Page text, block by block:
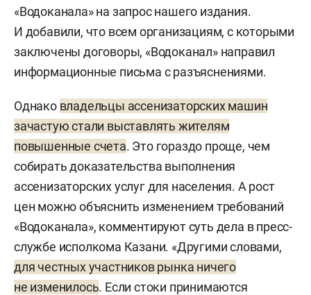
частных и многоквартирных домов по прежнему
тарифу, а именно: 18 рублей 72 копейки
за кубометр.
«Водоканала» на запрос нашего издания.
И добавили, что всем организациям, с которыми
заключены договоры, «Водоканал» направил
информационные письма с разъяснениями.
Однако владельцы ассенизаторских машин
зачастую стали выставлять жителям
повышенные счета. Это гораздо проще, чем
собирать доказательства выполнения
ассенизаторских услуг для населения. А рост
цен можно объяснить изменением требований
«Водоканала», комментируют суть дела в пресс-
службе исполкома Казани. «Другими словами,
для честных участников рынка ничего
не изменилось. Если стоки принимаются